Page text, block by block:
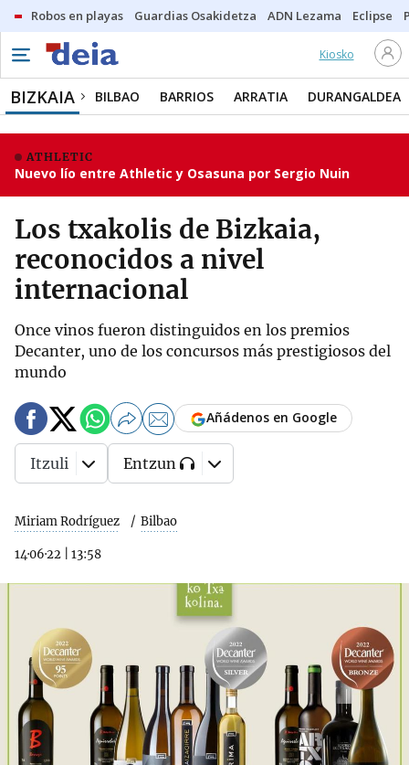
Robos en playas Guardias Osakidetza ADN Lezama Eclipse
Kiosko
BIZKAIA BILBAO BARRIOS ARRATIA DURANGALDEA
ATHLETIC
Nuevo lío entre Athletic y Osasuna por Sergio Nuin
Los txakolis de Bizkaia,
reconocidos a nivel
internacional
Once vinos fueron distinguidos en los premios
Decanter, uno de los concursos más prestigiosos del
mundo
Miriam Rodríguez Bilbao
14·06·22 13:58
Añádenos en Google
Itzuli Entzun